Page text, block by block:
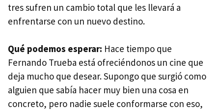
tres sufren un cambio total que les llevará a
enfrentarse con un nuevo destino.
Qué podemos esperar: Hace tiempo que
Fernando Trueba está ofreciéndonos un cine que
deja mucho que desear. Supongo que surgió como
alguien que sabía hacer muy bien una cosa en
concreto, pero nadie suele conformarse con eso,